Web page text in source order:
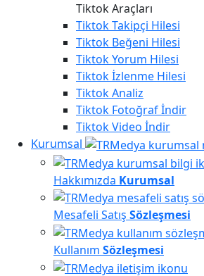
Tiktok Araçları
TiktokTakipçi Hilesi
Tiktok Beğeni Hilesi
TiktokYorum Hilesi
Tiktokİzlenme Hilesi
TiktokAnaliz
Tiktok Fotoğraf İndir
TiktokVideo İndir
Kurumsal
Hakkımızda Kurumsal
Mesafeli Satış Sözleşmesi
Kullanım Sözleşmesi